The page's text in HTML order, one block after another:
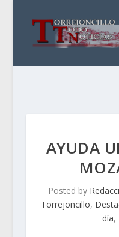
AYUDA
Posted by
Torrejoncillo,
día,